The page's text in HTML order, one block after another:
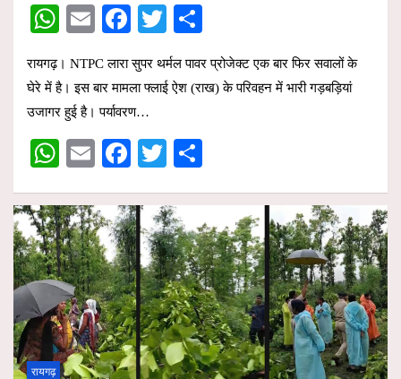
W
at
s
A
p
p
E
ail
F
ce
b
o
o
k
T
wi
tt
er
ar
e
रायगढ़। NTPC लारा सुपर थर्मल पावर प्रोजेक्ट एक बार फिर सवालों के
घेरे में है। इस बार मामला फ्लाई ऐश (राख) के परिवहन में भारी गड़बड़ियां
उजागर हुई है। पर्यावरण…
W
at
s
A
p
p
E
ail
F
ce
b
o
o
k
T
tt
er e
रायगढ़